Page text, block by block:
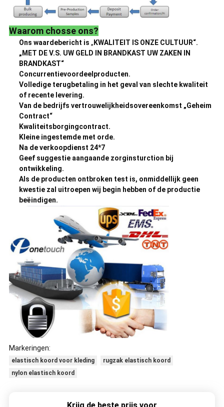
Waarom chosse ons?
Ons waardebericht is „ KWALITEIT IS ONZE CULTUUR“.
„MET DE V.S. UW GELD IN BRANDKAST UW ZAKEN IN
BRANDKAST“
Concurrentievoordeelproducten.
Volledige terugbetaling in het geval van slechte kwaliteit
of recente levering.
Van de bedrijfs vertrouwelijkheidsovereenkomst „Geheim
Contract“
Kwaliteitsborgingcontract.
Kleine ingestemde met orde.
Na de verkoopdienst 24*7
Geef suggestie aangaande zorginsturction bij
ontwikkeling.
Als de producten ontbroken test is, onmiddellijk geen
kwestie zal uitroepen wij begin hebben of de productie
beëindigen.
Markeringen:
elastisch koord voor kleding
rugzak elastisch koord
nylon elastisch koord